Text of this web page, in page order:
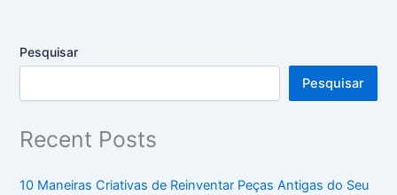
Pesquisar
Pesquisar
Recent Posts
10 Maneiras Criativas de Reinventar Peças Antigas do Seu